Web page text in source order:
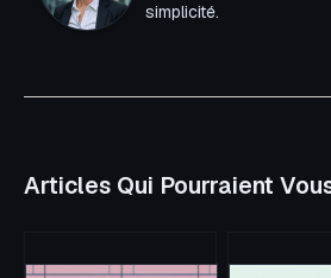
simplicité.
Articles Qui Pourraient